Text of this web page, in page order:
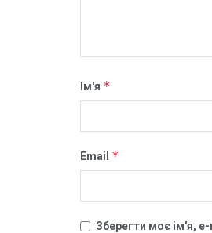
Ім'я *
Email *
Зберегти моє ім'я,